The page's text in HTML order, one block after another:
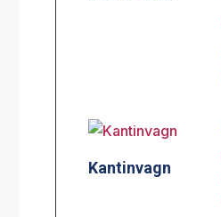
Kantinvagn